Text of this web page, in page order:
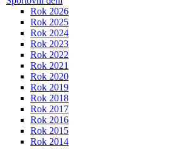
Rok 2026
Rok 2025
Rok 2024
Rok 2023
Rok 2022
Rok 2021
Rok 2020
Rok 2019
Rok 2018
Rok 2017
Rok 2016
Rok 2015
Rok 2014